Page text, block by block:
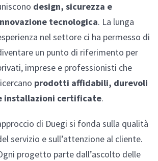
prodotti
design, sicurezza e
tecnologica. La lunga
nel settore ci ha permesso di
un punto di riferimento per
imprese e professionisti che
prodotti affidabili, durevoli
installazioni certificate.
di Duegi si fonda sulla qualità
servizio e sull’attenzione al cliente.
progetto parte dall’ascolto delle